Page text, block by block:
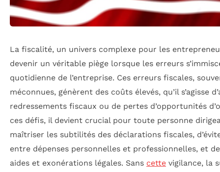
La fiscalité, un univers complexe pour les
devenir un véritable piège lorsque les erreurs
quotidienne de l’entreprise. Ces erreurs fiscales,
méconnues, génèrent des coûts élevés, qu’il s’agisse
redressements fiscaux ou de pertes d’opportunités
ces défis, il devient crucial pour toute personne
maîtriser les subtilités des déclarations fiscales,
entre dépenses personnelles et professionnelles, et
aides et exonérations légales. Sans cette vigilance, la